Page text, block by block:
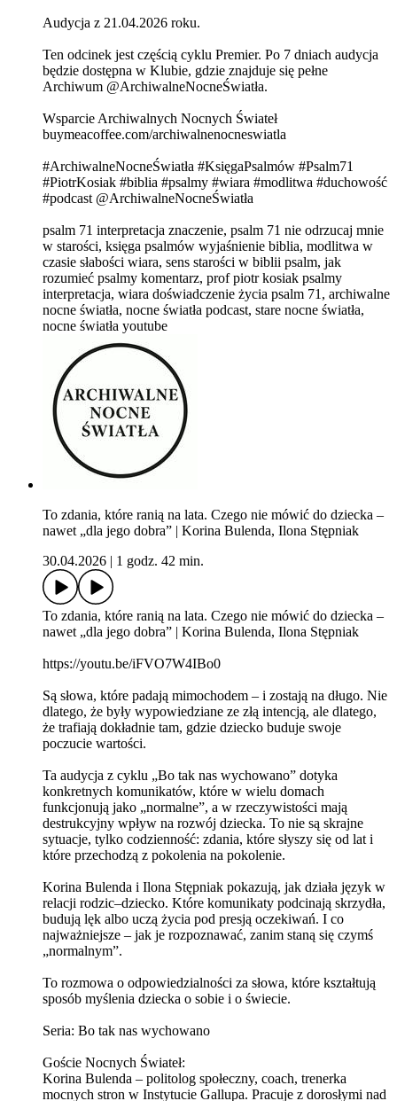
Audycja z 21.04.2026 roku.
Ten odcinek jest częścią cyklu Premier. Po 7 dniach audycja
będzie dostępna w Klubie, gdzie znajduje się pełne
Archiwum @ArchiwalneNocneŚwiatła.
Wsparcie Archiwalnych Nocnych Świateł
buymeacoffee.com/archiwalnenocneswiatla
#ArchiwalneNocneŚwiatła #KsięgaPsalmów #Psalm71
#PiotrKosiak #biblia #psalmy #wiara #modlitwa #duchowość
#podcast @ArchiwalneNocneŚwiatła
psalm 71 interpretacja znaczenie, psalm 71 nie odrzucaj mnie
w starości, księga psalmów wyjaśnienie biblia, modlitwa w
czasie słabości wiara, sens starości w biblii psalm, jak
rozumieć psalmy komentarz, prof piotr kosiak psalmy
interpretacja, wiara doświadczenie życia psalm 71, archiwalne
nocne światła, nocne światła podcast, stare nocne światła,
nocne światła youtube
To zdania, które ranią na lata. Czego nie mówić do dziecka –
nawet „dla jego dobra” | Korina Bulenda, Ilona Stępniak
30.04.2026
1 godz. 42 min.
To zdania, które ranią na lata. Czego nie mówić do dziecka –
nawet „dla jego dobra” | Korina Bulenda, Ilona Stępniak
https://youtu.be/iFVO7W4IBo0
Są słowa, które padają mimochodem – i zostają na długo. Nie
dlatego, że były wypowiedziane ze złą intencją, ale dlatego,
że trafiają dokładnie tam, gdzie dziecko buduje swoje
poczucie wartości.
Ta audycja z cyklu „Bo tak nas wychowano” dotyka
konkretnych komunikatów, które w wielu domach
funkcjonują jako „normalne”, a w rzeczywistości mają
destrukcyjny wpływ na rozwój dziecka. To nie są skrajne
sytuacje, tylko codzienność: zdania, które słyszy się od lat i
które przechodzą z pokolenia na pokolenie.
Korina Bulenda i Ilona Stępniak pokazują, jak działa język w
relacji rodzic–dziecko. Które komunikaty podcinają skrzydła,
budują lęk albo uczą życia pod presją oczekiwań. I co
najważniejsze – jak je rozpoznawać, zanim staną się czymś
„normalnym”.
To rozmowa o odpowiedzialności za słowa, które kształtują
sposób myślenia dziecka o sobie i o świecie.
Seria: Bo tak nas wychowano
Goście Nocnych Świateł:
Korina Bulenda – politolog społeczny, coach, trenerka
mocnych stron w Instytucie Gallupa. Pracuje z dorosłymi nad